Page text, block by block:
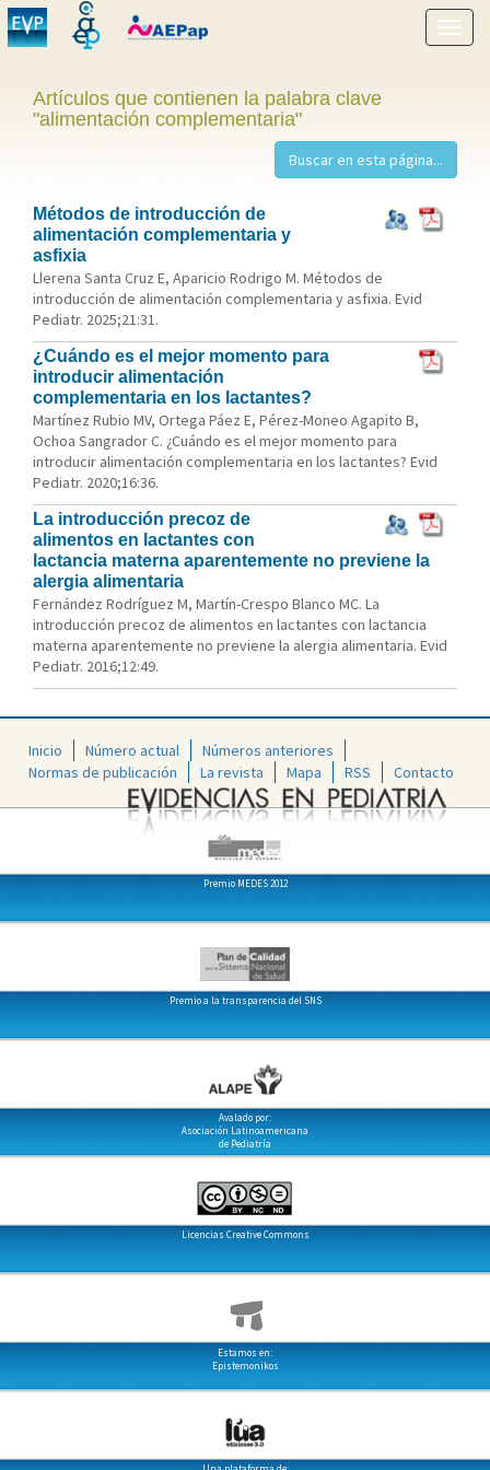
menú
Artículos que contienen la palabra clave
"alimentación complementaria"
Métodos de introducción de
alimentación complementaria y
asfixia
Llerena Santa Cruz E, Aparicio Rodrigo M. Métodos de
introducción de alimentación complementaria y asfixia. Evid
Pediatr. 2025;21:31.
¿Cuándo es el mejor momento para
introducir alimentación
complementaria en los lactantes?
Martínez Rubio MV, Ortega Páez E, Pérez-Moneo Agapito B,
Ochoa Sangrador C. ¿Cuándo es el mejor momento para
introducir alimentación complementaria en los lactantes? Evid
Pediatr. 2020;16:36.
La introducción precoz de
alimentos en lactantes con
lactancia materna aparentemente no previene la
alergia alimentaria
Fernández Rodríguez M, Martín-Crespo Blanco MC. La
introducción precoz de alimentos en lactantes con lactancia
materna aparentemente no previene la alergia alimentaria. Evid
Pediatr. 2016;12:49.
Inicio Número actual
Números anteriores
Normas de publicación
La revista Mapa RSS Contacto
Premio MEDES 2012
Premio a la transparencia del SNS
Avalado por:
Asociación Latinoamericana
de Pediatría
Licencias Creative Commons
Estamos en:
Epistemonikos